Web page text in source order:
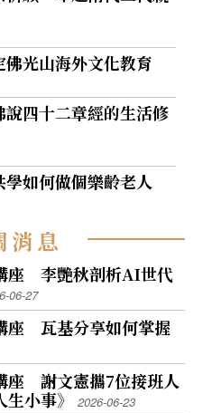
光山海外文化教育
四十二章經的生活修
如何做個樂齡老人
消息
座 李艷秋剖析AI世代
06-27
座 瓦基分享如何掌握
座 謝文憲攜7位接班人
生小事》2026-06-23